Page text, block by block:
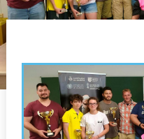
Valencia en deporte